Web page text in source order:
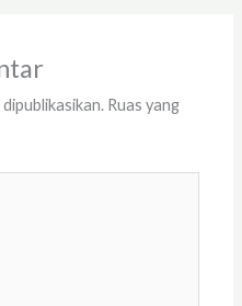
Ruas yang